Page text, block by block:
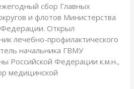
сбор Главных
и флотов Министерства
Открыл
лечебно-профилактического
начальника ГВМУ
Российской Федерации к.м.н.,
медицинской